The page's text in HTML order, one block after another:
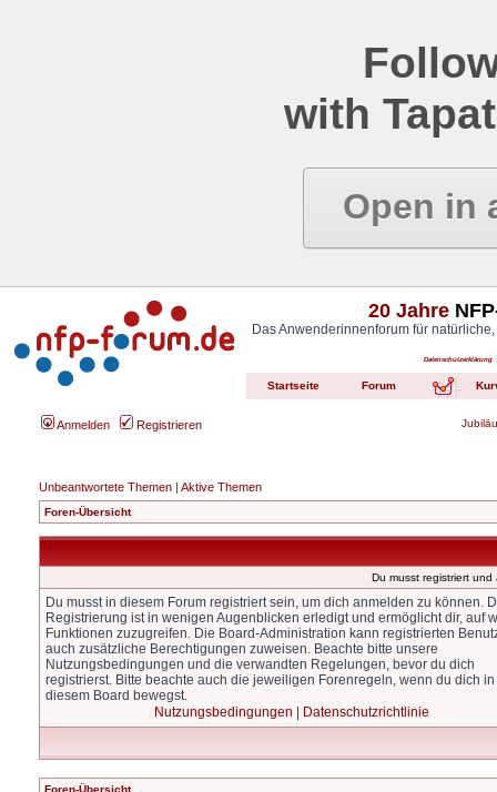
with
Open in
20 Jahre
Das Anwenderinnenforum für
Datenschutzerklärung
Startseite Forum
Anmelden Registrieren
Unbeantwortete Themen | Aktive Themen
Foren-Übersicht
Du musst registriert
Du musst in diesem Forum registriert sein, um dich anmelden zu können.
Registrierung ist in wenigen Augenblicken erledigt und ermöglicht dir, auf
Funktionen zuzugreifen. Die Board-Administration kann registrierten
auch zusätzliche Berechtigungen zuweisen. Beachte bitte unsere
Nutzungsbedingungen und die verwandten Regelungen, bevor du dich
registrierst. Bitte beachte auch die jeweiligen Forenregeln, wenn du dich in
diesem Board bewegst.
Nutzungsbedingungen
Datenschutzrichtlinie
Foren-Übersicht